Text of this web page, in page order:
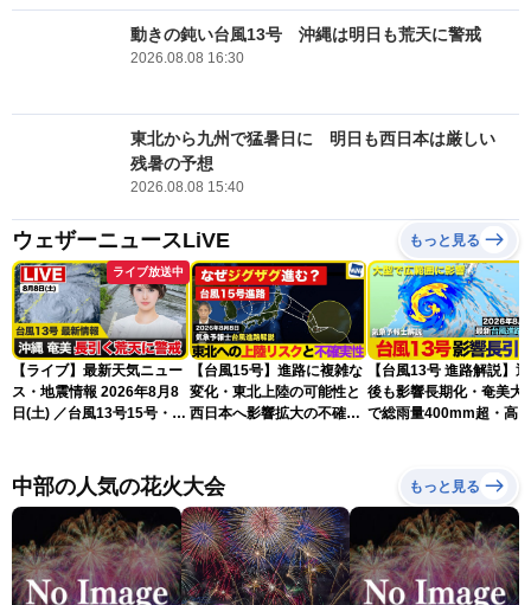
動きの鈍い台風13号 沖縄は明日も荒天に警戒
2026.08.08 16:30
東北から九州で猛暑日に 明日も西日本は厳しい
残暑の予想
2026.08.08 15:40
ウェザーニュースLiVE もっと見る
ライブ放送中
【ライブ】最新天気ニュー
ス・地震情報 2026年8月8
日(土) ／台風13号15号・ゲ
ニュースLiVEイブニング・
小川千奈／芳野達郎〉
【台風15号】進路に複雑な
変化・東北上陸の可能性と
西日本へ影響拡大の不確実
【台風13号 進路解説】
後も影響長期化・奄美大
で総雨量400mm超・高波
中部の人気の花火大会 もっと見る